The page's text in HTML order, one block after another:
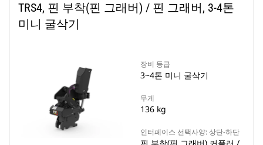
TRS4, 핀 부착(핀 그래버) / 핀 그래버, 3-4톤
미니 굴삭기
장비 등급
3~4톤 미니 굴삭기
무게
136 kg
인터페이스 선택사양: 상단-하단